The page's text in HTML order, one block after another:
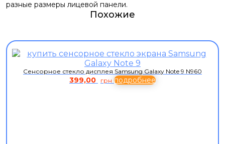
разные размеры лицевой панели.
Похожие
Сенсорное стекло дисплея Samsung Galaxy Note 9 N960
399,00 грн подробнее